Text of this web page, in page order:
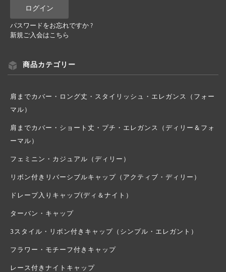
パスワードをお忘れですか ?
新規ご入会はこちら
商品カテゴリー
肩までカバー・ロング丈・スタイリッシュ・エレガンス（フォー
マル）
肩までカバー・ショート丈・プチ・エレガンス（ディリー＆フォ
ーマル）
フェミニン・カジュアル（ディリー）
リボン付きリバーシブルキャップ（アクティブ・ディリー）
ドレープ入りキャップ(ディ＆ナイト）
ターバン・キャップ
3スタイル・リボン付きキャップ（シンプル・エレガント）
フラワー・モチーフ付きキャップ
レース付きナイトキャップ